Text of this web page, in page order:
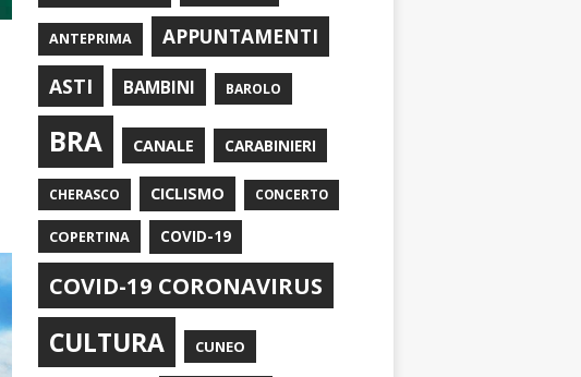
ANTEPRIMA
APPUNTAMENTI
ASTI
BAMBINI BAROLO
BRA CANALE CARABINIERI
CHERASCO CICLISMO CONCERTO
COPERTINA COVID-19
COVID-19 CORONAVIRUS
CULTURA CUNEO